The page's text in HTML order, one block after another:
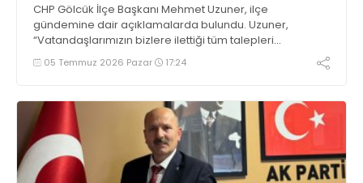
CHP Gölcük İlçe Başkanı Mehmet Uzuner, ilçe
gündemine dair açıklamalarda bulundu. Uzuner,
“Vatandaşlarımızın bizlere ilettiği tüm talepleri
Cumhuriyet Halk Partisi grubu olarak meclise taşıdık. Bu
konuların takipçisi olmaya devam edeceğiz” dedi
05 Temmuz 2026 Pazar 17:24